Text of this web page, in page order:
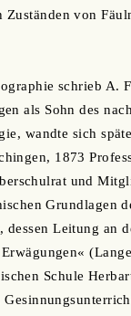
Zuständen von
schrieb A.
als Sohn des
wandte sich
1873
und
Grundlagen
Leitung an
Schule